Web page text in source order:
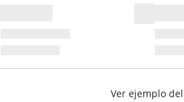
Ver ejemplo